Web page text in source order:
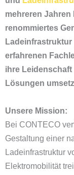
mehreren Jahren
renommiertes
Ladeinfrastruktur
erfahrenen
ihre
Lösungen
Unsere Mission:
Bei CONTECO
Gestaltung einer
Ladeinfrastruktur
Elektromobilität